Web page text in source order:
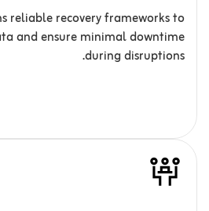
reliable recovery frameworks to
and ensure minimal downtime
during disruptions.